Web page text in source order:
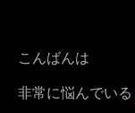
こんばんは
非常に悩んでいる